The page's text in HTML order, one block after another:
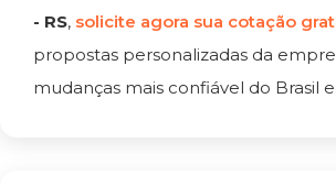
- RS, solicite agora sua cotação
propostas personalizadas da
mudanças mais confiável do Brasil